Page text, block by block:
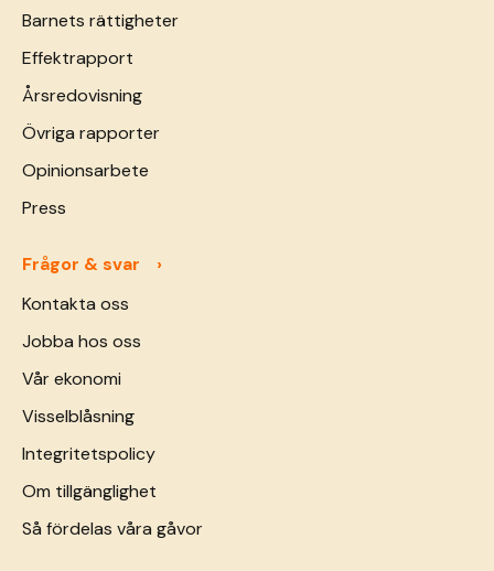
Barnets rättigheter
Effektrapport
Årsredovisning
Övriga rapporter
Opinionsarbete
Press
Frågor & svar
Kontakta oss
Jobba hos oss
Vår ekonomi
Visselblåsning
Integritetspolicy
Om tillgänglighet
Så fördelas våra gåvor